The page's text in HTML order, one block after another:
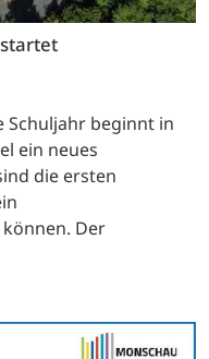
Schuljahr beginnt in
ein neues
die ersten
Der